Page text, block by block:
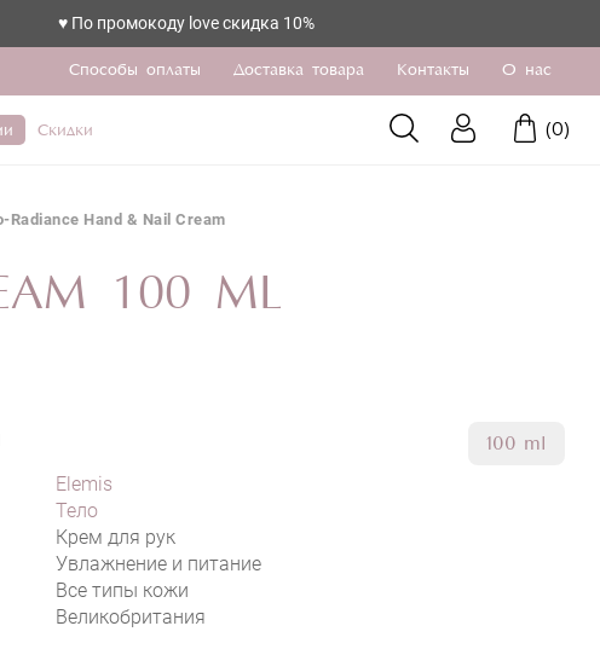
♥️ По промокоду love скидка 10%
Способы оплаты Доставка товара Контакты О нас
Скидки (0)
Radiance Hand & Nail Cream
100 ML
100 ml
Elemis
Тело
Крем для рук
Увлажнение и питание
Все типы кожи
Великобритания